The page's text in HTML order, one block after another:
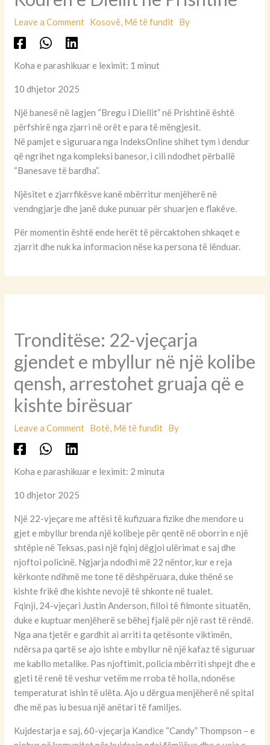
Leave a Comment Kosovë Më të fundit By
Koha e parashikuar e leximit: 1 minut
10 dhjetor 2025
Një banesë në lagjen “Bregu i Diellit” në Prishtinë është
përfshirë nga zjarri në orët e para të mëngjesit.
Në pamjet e siguruara nga IndeksOnline shihet tym i dendur
që ngrihet nga kompleksi banesor, i cili ndodhet përballë
“Banesave të bardha”.
Njësitet e zjarrfikësve kanë mbërritur menjëherë në
vendngjarje dhe janë duke punuar për shuarjen e flakëve.
Për momentin është ende herët të përcaktohen shkaqet e
zjarrit dhe nuk ka informacion nëse ka persona të lënduar.
Tronditëse: 22-vjeçarja
gjendet e mbyllur në një kolibe
qensh, arrestohet gruaja që e
kishte birësuar
Leave a Comment Botë, Më të fundit By
Koha e parashikuar e leximit: 2 minuta
10 dhjetor 2025
Një 22-vjeçare me aftësi të kufizuara fizike dhe mendore u
gjet e mbyllur brenda një kolibeje për qentë në oborrin e një
shtëpie në Teksas, pasi një fqinj dëgjoi ulërimat e saj dhe
njoftoi policinë. Ngjarja ndodhi më 22 nëntor, kur e reja
kërkonte ndihmë me tone të dëshpëruara, duke thënë se
kishte frikë dhe kishte nevojë të shkonte në tualet.
Fqinji, 24-vjeçari Justin Anderson, filloi të filmonte situatën,
duke e kuptuar menjëherë se bëhej fjalë për një rast të rëndë.
Nga ana tjetër e gardhit ai arriti ta qetësonte viktimën,
ndërsa pa qartë se ajo ishte e mbyllur në një kafaz të siguruar
me kabllo metalike. Pas njoftimit, policia mbërriti shpejt dhe e
gjeti të renë të veshur vetëm me rroba të holla, ndonëse
temperaturat ishin të ulëta. Ajo u dërgua menjëherë në spital
dhe më pas iu besua një anëtari të familjes.
Kujdestarja e saj, 60-vjeçarja Kandice “Candy” Thompson – e